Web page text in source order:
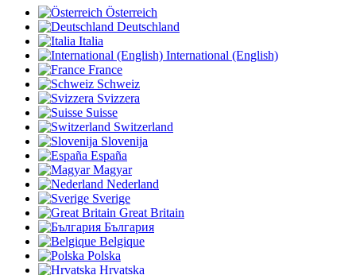
Österreich
Deutschland
Italia
International (English)
France
Schweiz
Svizzera
Suisse
Switzerland
Slovenija
España
Magyar
Nederland
Sverige
Great Britain
България
Belgique
Polska
Hrvatska